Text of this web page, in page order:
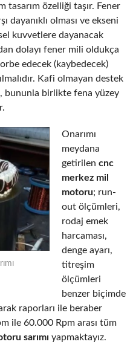
tasarım özelliği taşır. Fener
dayanıklı olması ve ekseni
kuvvetlere dayanacak
dolayı fener mili oldukça
edecek (kaybedecek)
Kafi olmayan destek
bununla birlikte fena yüzey
Onarımı
meydana
getirilen cnc
merkez mil
motoru; run-
out ölçümleri,
rodaj emek
harcaması,
denge ayarı,
titreşim
ölçümleri
benzer biçimde
raporları ile beraber
ile 60.000 Rpm arası tüm
sarımı yapmaktayız.